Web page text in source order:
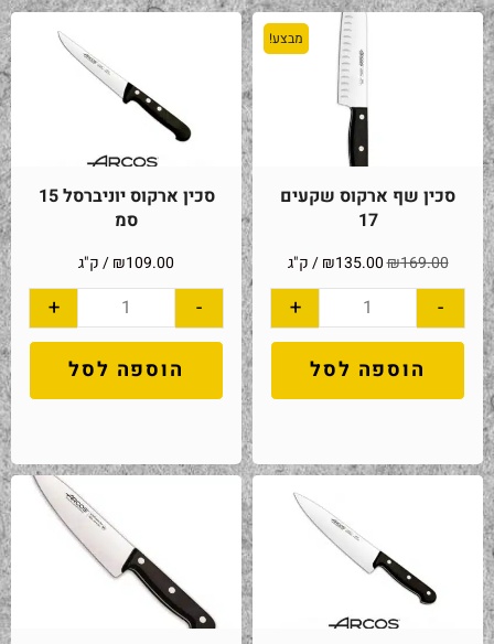
מבצע!
סכין שף ארקוס שקעים
17
₪169.00
₪135.00 / ק"ג
-
+
הוספה לסל
סכין ארקוס יוניברסל 15
סמ
₪109.00 / ק"ג
-
+
הוספה לסל